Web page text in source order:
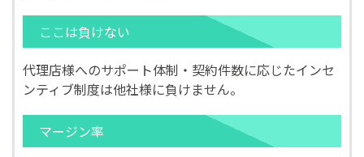
ここは負けない
代理店様へのサポート体制・契約件数に応じたインセ
ンティブ制度は他社様に負けません。
マージン率